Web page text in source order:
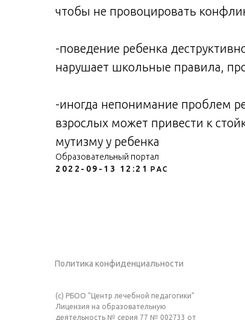
чтобы не провоцировать
-поведение ребенка
нарушает школьные правила,
-иногда непонимание проблем
взрослых может привести к
мутизму у ребенка
Образовательный портал
2022-09-13 12:21
РАС
Политика конфиденциальности
(c) РБОО "Центр лечебной педагогики"
Лицензия на образовательную
деятельность № серия 77 № 002733 от